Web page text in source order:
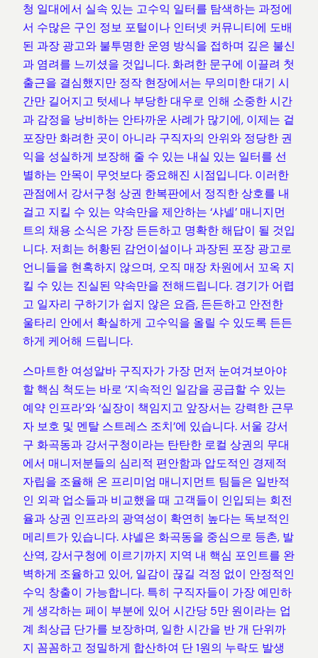
청 일대에서 실속 있는 고수익 일터를 탐색하는 과정에
서 수많은 구인 정보 포털이나 인터넷 커뮤니티에 도배
된 과장 광고와 불투명한 운영 방식을 접하며 깊은 불신
과 염려를 느끼셨을 것입니다. 화려한 문구에 이끌려 첫
출근을 결심했지만 정작 현장에서는 무의미한 대기 시
간만 길어지고 텃세나 부당한 대우로 인해 소중한 시간
과 감정을 낭비하는 안타까운 사례가 많기에, 이제는 겉
포장만 화려한 곳이 아니라 구직자의 안위와 정당한 권
익을 성실하게 보장해 줄 수 있는 내실 있는 일터를 선
별하는 안목이 무엇보다 중요해진 시점입니다. 이러한
관점에서 강서구청 상권 한복판에서 정직한 상호를 내
걸고 지킬 수 있는 약속만을 제안하는 ‘샤넬’ 매니지먼
트의 채용 소식은 가장 든든하고 명확한 해답이 될 것입
니다. 저희는 허황된 감언이설이나 과장된 포장 광고로
언니들을 현혹하지 않으며, 오직 매장 차원에서 꼬옥 지
킬 수 있는 진실된 약속만을 전해드립니다. 경기가 어렵
고 일자리 구하기가 쉽지 않은 요즘, 든든하고 안전한
울타리 안에서 확실하게 고수익을 올릴 수 있도록 든든
하게 케어해 드립니다.
스마트한 여성알바 구직자가 가장 먼저 눈여겨보아야
할 핵심 척도는 바로 ‘지속적인 일감을 공급할 수 있는
예약 인프라’와 ‘실장이 책임지고 앞장서는 강력한 근무
자 보호 및 멘탈 스트레스 조치’에 있습니다. 서울 강서
구 화곡동과 강서구청이라는 탄탄한 로컬 상권의 무대
에서 매니저분들의 심리적 편안함과 압도적인 경제적
자립을 조율해 온 프리미엄 매니지먼트 팀들은 일반적
인 외곽 업소들과 비교했을 때 고객들이 인입되는 회전
율과 상권 인프라의 광역성이 확연히 높다는 독보적인
메리트가 있습니다. 샤넬은 화곡동을 중심으로 등촌, 발
산역, 강서구청에 이르기까지 지역 내 핵심 포인트를 완
벽하게 조율하고 있어, 일감이 끊길 걱정 없이 안정적인
수익 창출이 가능합니다. 특히 구직자들이 가장 예민하
게 생각하는 페이 부분에 있어 시간당 5만 원이라는 업
계 최상급 단가를 보장하며, 일한 시간을 반 개 단위까
지 꼼꼼하고 정밀하게 합산하여 단 1원의 누락도 발생